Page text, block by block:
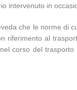
intervenuto in
che le norme di
riferimento al
corso del